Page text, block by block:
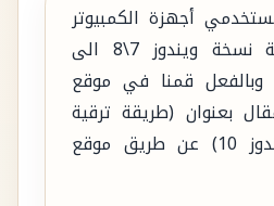
أجهزة الكمبيوتر
قاموا مؤخرا بترقية نسخة ويندوز 7\8 الى
, وبالفعل قمنا في موقع
بعنوان (طريقة ترقية
ويندوز 7 الى ويندوز 10) عن طريق موقع